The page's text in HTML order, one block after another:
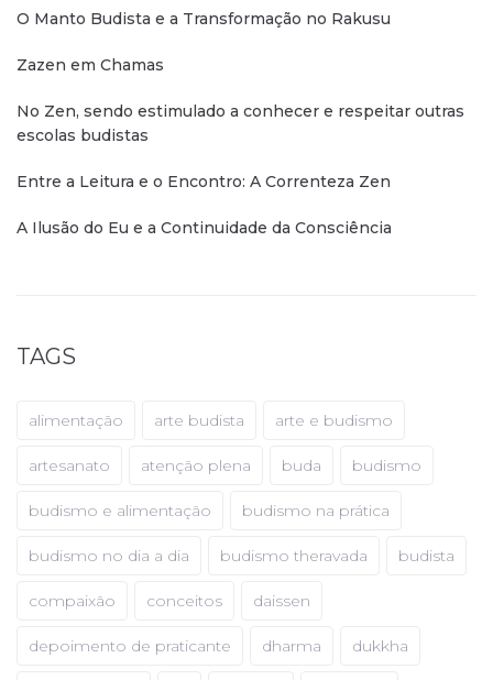
O Manto Budista e a Transformação no Rakusu
Zazen em Chamas
No Zen, sendo estimulado a conhecer e respeitar outras
escolas budistas
Entre a Leitura e o Encontro: A Correnteza Zen
A Ilusão do Eu e a Continuidade da Consciência
TAGS
alimentação arte budista arte e budismo
artesanato atenção plena buda budismo
budismo e alimentação budismo na prática
budismo no dia a dia budismo theravada budista
compaixão conceitos daissen
depoimento de praticante dharma dukkha